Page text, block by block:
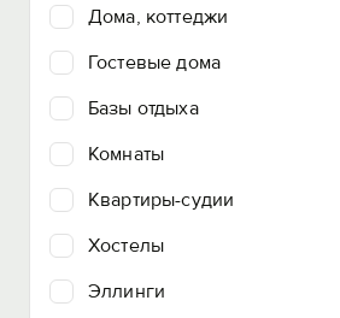
Дома, коттеджи
Гостевые дома
Базы отдыха
Комнаты
Квартиры-судии
Хостелы
Эллинги